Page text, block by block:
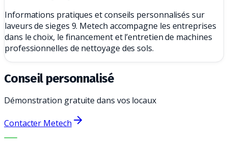
Informations pratiques et conseils personnalisés sur
laveurs de sieges 9. Metech accompagne les entreprises
dans le choix, le financement et l’entretien de machines
professionnelles de nettoyage des sols.
Conseil personnalisé
Démonstration gratuite dans vos locaux
Contacter Metech
LA BONNE MACHINE. LE MEILLEUR SERVICE.